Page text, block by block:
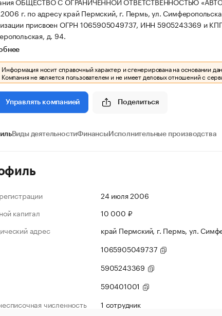
г. по адресу край Пермский, г. Пермь, ул.
присвоен ОГРН 1065905049737, ИНН 5905243369 и
д. 94.
Информация носит справочный характер и сгенерирована на основании
Компания не является пользователем и не имеет деловых отношений с
Управлять компанией Поделиться
Виды деятельностиФинансыИсполнительные производства
24 июля 2006
капитал
10 000 ₽
адрес
край Пермский, г. Пермь, ул.
1065905049737
5905243369
590401001
численность
1 сотрудник